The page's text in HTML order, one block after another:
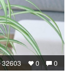
0
0
32603